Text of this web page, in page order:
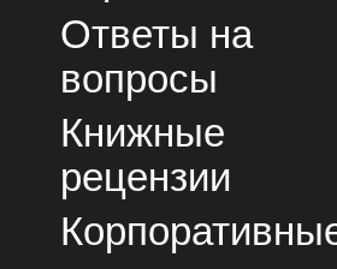
Ответы на
вопросы
Книжные
рецензии